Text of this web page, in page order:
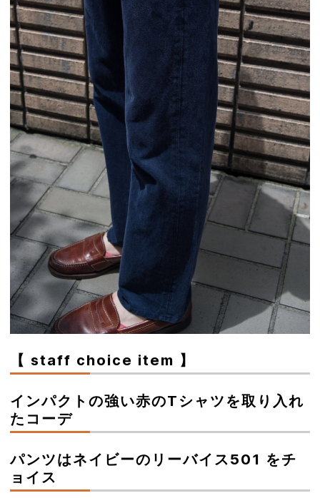
【 staff choice item 】
インパクトの強い赤のTシャツを取り入れ
たコーデ
パンツはネイビーのリーバイス501 をチ
ョイス